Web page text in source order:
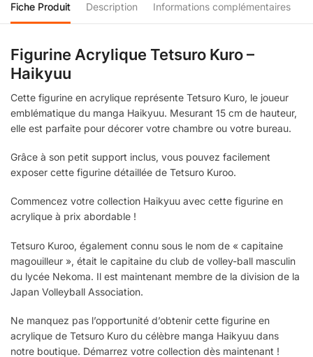
Fiche Produit Description Informations complémentaires
Figurine Acrylique Tetsuro Kuro –
Haikyuu
Cette figurine en acrylique représente Tetsuro Kuro, le joueur
emblématique du manga Haikyuu. Mesurant 15 cm de hauteur,
elle est parfaite pour décorer votre chambre ou votre bureau.
Grâce à son petit support inclus, vous pouvez facilement
exposer cette figurine détaillée de Tetsuro Kuroo.
Commencez votre collection Haikyuu avec cette figurine en
acrylique à prix abordable !
Tetsuro Kuroo, également connu sous le nom de « capitaine
magouilleur », était le capitaine du club de volley-ball masculin
du lycée Nekoma. Il est maintenant membre de la division de la
Japan Volleyball Association.
Ne manquez pas l’opportunité d’obtenir cette figurine en
acrylique de Tetsuro Kuro du célèbre manga Haikyuu dans
notre boutique. Démarrez votre collection dès maintenant !